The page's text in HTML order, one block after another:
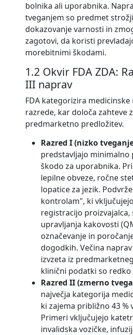
bolnika ali uporabnika.
tveganjem so predmet
dokazovanje varnosti in
zagotovi, da koristi
morebitnimi škodami.
1.2 Okvir FDA ZDA:
III naprav
FDA kategorizira
razrede, kar določa zahteve
predmarketno predložitev.
Razred I (nizko
predstavljajo minimalno
škodo za uporabnika.
lepilne obveze, ročne
lopatice za jezik.
kontrolam", ki
registracijo proizvajalca,
upravljanja kakovosti
označevanje in
dogodkih. Večina
izvzeta iz
klinični podatki so redko
Razred II (zmerno
največja kategorija
ki zajema približno 43 %
Primeri vključujejo
invalidska vozičke,